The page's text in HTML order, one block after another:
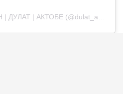
Публикация от РЕСТОРАН | ДУЛАТ | АКТОБЕ (@dulat_aqtobe)